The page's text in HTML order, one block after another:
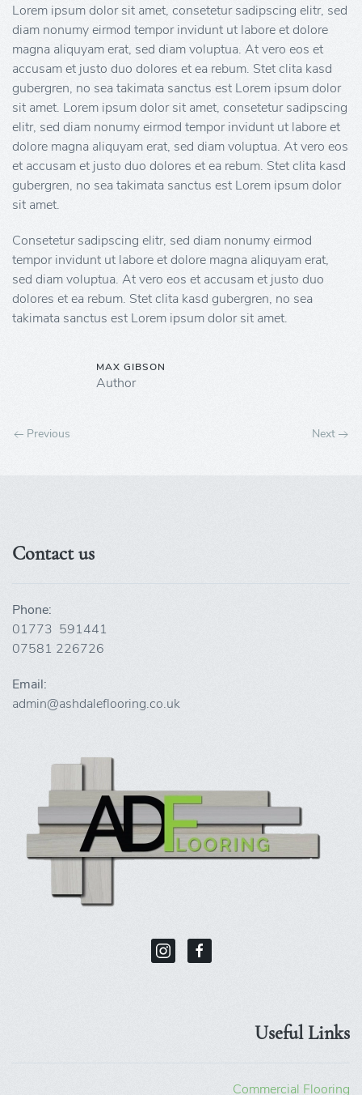
Lorem ipsum dolor sit amet, consetetur sadipscing elitr, sed
diam nonumy eirmod tempor invidunt ut labore et dolore
magna aliquyam erat, sed diam voluptua. At vero eos et
accusam et justo duo dolores et ea rebum. Stet clita kasd
gubergren, no sea takimata sanctus est Lorem ipsum dolor
sit amet. Lorem ipsum dolor sit amet, consetetur sadipscing
elitr, sed diam nonumy eirmod tempor invidunt ut labore et
dolore magna aliquyam erat, sed diam voluptua. At vero eos
et accusam et justo duo dolores et ea rebum. Stet clita kasd
gubergren, no sea takimata sanctus est Lorem ipsum dolor
sit amet.
Consetetur sadipscing elitr, sed diam nonumy eirmod
tempor invidunt ut labore et dolore magna aliquyam erat,
sed diam voluptua. At vero eos et accusam et justo duo
dolores et ea rebum. Stet clita kasd gubergren, no sea
takimata sanctus est Lorem ipsum dolor sit amet.
MAX GIBSON
Author
Previous Next
Contact us
Phone:
01773 591441
07581 226726
Email:
admin@ashdaleflooring.co.uk
Useful Links
Commercial Flooring